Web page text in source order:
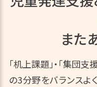
また
「机上課題」・「集団支
の3分野をバランスよ